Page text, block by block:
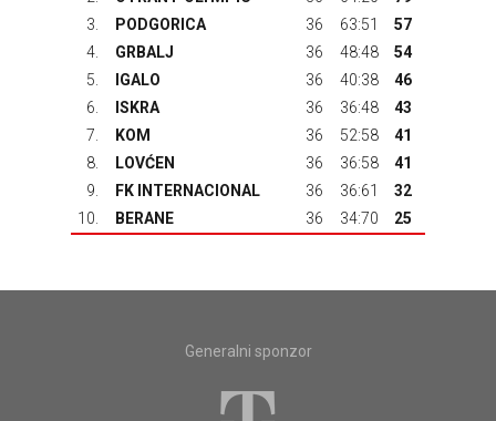
3.
PODGORICA 36 63:51
57
4.
GRBALJ 36 48:48
54
5.
IGALO 36 40:38
46
6.
ISKRA 36 36:48
43
7.
KOM 36 52:58
41
8.
LOVĆEN 36 36:58
41
9.
FK INTERNACIONAL 36 36:61
32
10.
BERANE 36 34:70 25
Generalni sponzor